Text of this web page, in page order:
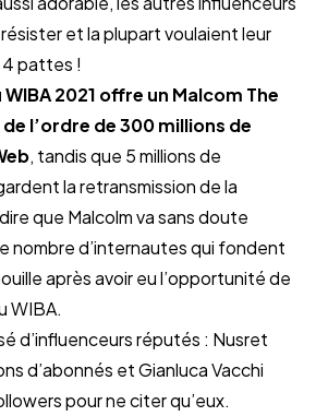
et la plupart voulaient leur
pattes !
2021 offre un Malcom The
l’ordre de 300 millions de
, tandis que 5 millions de
la retransmission de la
que Malcolm va sans doute
nombre d’internautes qui fondent
après avoir eu l’opportunité de
WIBA.
d’influenceurs réputés : Nusret
d’abonnés et Gianluca Vacchi
pour ne citer qu’eux.